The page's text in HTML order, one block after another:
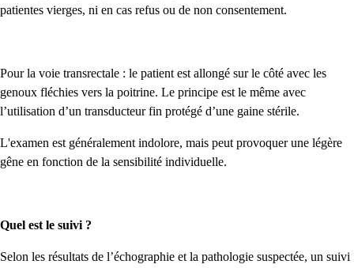
patientes vierges, ni en cas refus ou de non consentement.
Pour la voie transrectale : le patient est allongé sur le côté avec les
genoux fléchies vers la poitrine. Le principe est le même avec
l’utilisation d’un transducteur fin protégé d’une gaine stérile.
L'examen est généralement indolore, mais peut provoquer une légère
gêne en fonction de la sensibilité individuelle.
Quel est le suivi ?
Selon les résultats de l’échographie et la pathologie suspectée, un suivi